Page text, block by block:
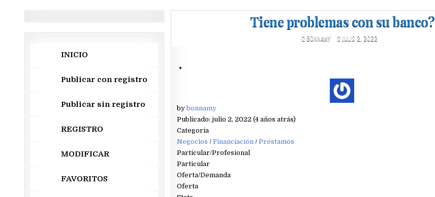
Tiene problemas con su banco?
BONNAMY JULIO 2, 2022
bybonnamy
Publicado: julio 2, 2022 (4 años atrás)
Categoría
Negocios / Financiación/ Préstamos
Particular/Profesional
Particular
Oferta/Demanda
Oferta
INICIO
Publicar con registro
Publicar sin registro
REGISTRO
MODIFICAR
FAVORITOS